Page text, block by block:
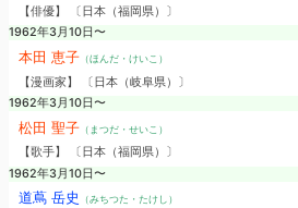
【俳優】 〔日本（福岡県）〕
1962年3月10日〜
本田 恵子（ほんだ・けいこ）
【漫画家】 〔日本（岐阜県）〕
1962年3月10日〜
松田 聖子（まつだ・せいこ）
【歌手】 〔日本（福岡県）〕
1962年3月10日〜
道蔦 岳史 （みちつた・たけし）